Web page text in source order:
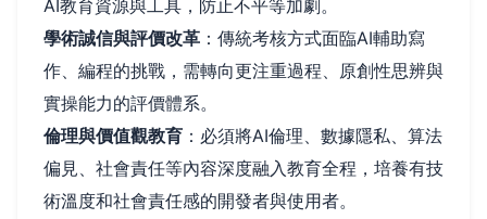
AI教育資源與工具，防止不平等加劇。
學術誠信與評價改革 ：傳統考核方式面臨AI輔助寫
作、編程的挑戰，需轉向更注重過程、原創性思辨與
實操能力的評價體系。
倫理與價值觀教育 ：必須將AI倫理、數據隱私、算法
偏見、社會責任等內容深度融入教育全程，培養有技
術溫度和社會責任感的開發者與使用者。